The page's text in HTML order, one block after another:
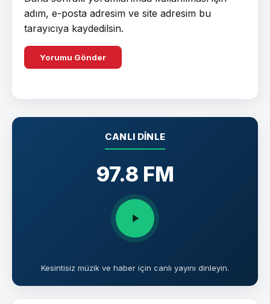
adım, e-posta adresim ve site adresim bu
tarayıcıya kaydedilsin.
CANLI DINLE
97.8 FM
Kesintisiz müzik ve haber için canlı yayını dinleyin.